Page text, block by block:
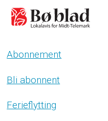
Bli
abonnent
Abonnement
Bli abonnent
Ferieflytting